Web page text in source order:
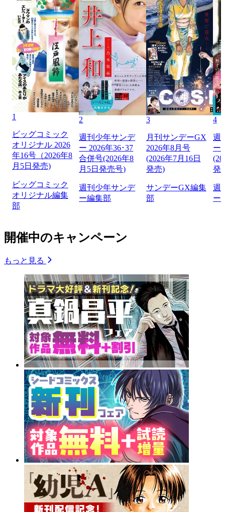
1
ビッグコミック
オリジナル 2026
年16号（2026年8
月5日発売)
ビッグコミック
オリジナル編集
部
2
週刊少年サンデ
ー 2026年36･37
合併号(2026年8
月5日発売号)
週刊少年サンデ
ー編集部
3
月刊サンデーGX
2026年8月号
(2026年7月16日
発売)
サンデーGX編集
部
4
週
ー
発
週
ー
開催中のキャンペーン
もっと見る